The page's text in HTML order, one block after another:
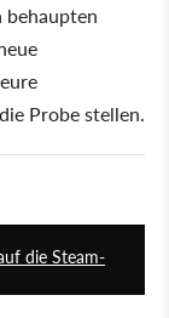
behaupten
Probe stellen.
die Steam-